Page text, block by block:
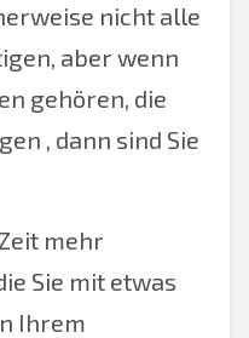
nicht alle
aber wenn
gehören, die
, dann sind Sie
mehr
Sie mit etwas
Ihrem